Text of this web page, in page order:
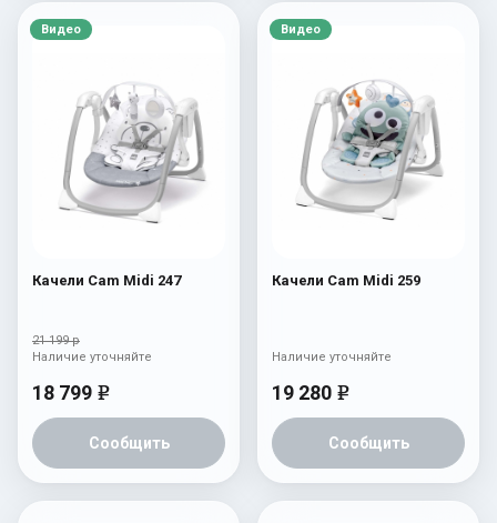
Видео
Качели Cam Midi 247
21 199 р
18 799 e
Сообщить
Наличие уточняйте
Видео
Качели Cam Midi 259
19 280 e
Сообщить
Наличие уточняйте